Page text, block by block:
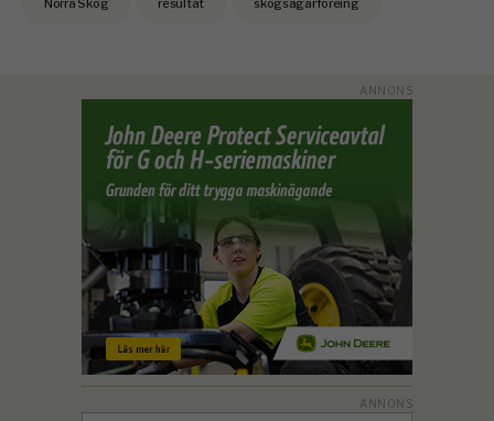
Norra Skog resultat skogsägarföreing